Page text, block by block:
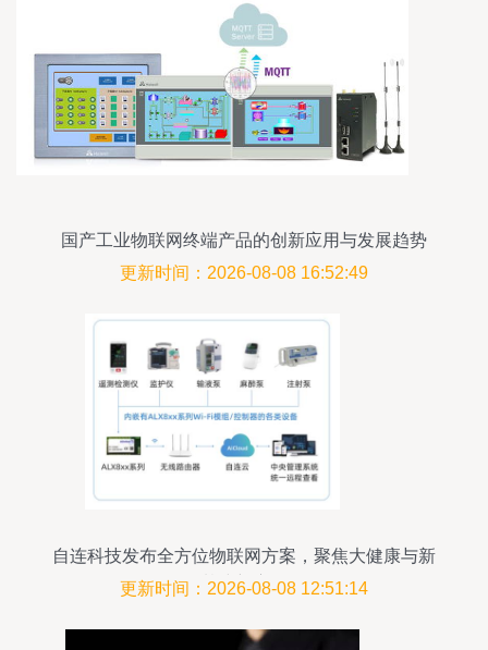
国产工业物联网终端产品的创新应用与发展趋势
更新时间：2026-08-08 16:52:49
自连科技发布全方位物联网方案，聚焦大健康与新
基建新赛道
更新时间：2026-08-08 12:51:14